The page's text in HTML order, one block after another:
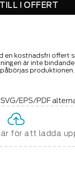
en kostnadsfri offert
är inte
produktionen.
EPS/PDF
för att ladda
I OFFERT